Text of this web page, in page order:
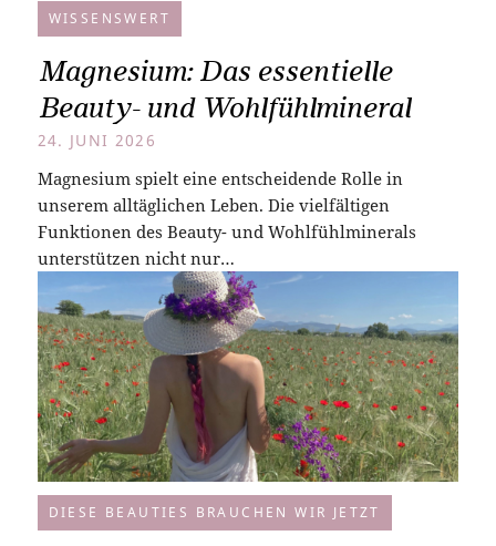
WISSENSWERT
Magnesium: Das essentielle
Beauty- und Wohlfühlmineral
24. JUNI 2026
Magnesium spielt eine entscheidende Rolle in
unserem alltäglichen Leben. Die vielfältigen
Funktionen des Beauty- und Wohlfühlminerals
unterstützen nicht nur…
DIESE BEAUTIES BRAUCHEN WIR JETZT